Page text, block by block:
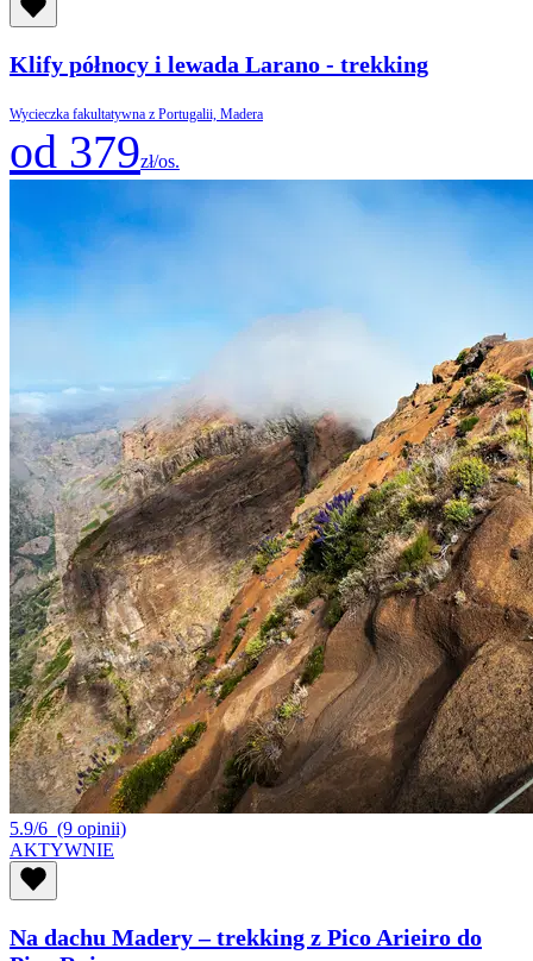
Klify północy i lewada Larano - trekking
Wycieczka fakultatywna z Portugalii, Madera
od 379zł/os.
5.9/6 (9 opinii)
AKTYWNIE
Na dachu Madery – trekking z Pico Arieiro do